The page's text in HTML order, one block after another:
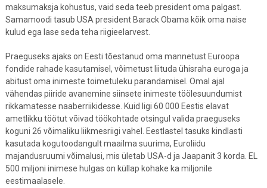
maksumaksja kohustus, vaid seda teeb president oma palgast.
Samamoodi tasub USA president Barack Obama kõik oma naise
kulud ega lase seda teha riigieelarvest.
Praeguseks ajaks on Eesti tõestanud oma mannetust Euroopa
fondide rahade kasutamisel, võimetust liituda ühisraha euroga ja
abitust oma inimeste toimetuleku parandamisel. Omal ajal
vähendas piiride avanemine siinsete inimeste töölesuundumist
rikkamatesse naaberriikidesse. Kuid ligi 60 000 Eestis elavat
ametlikku töötut võivad töökohtade otsingul valida praeguseks
koguni 26 võimaliku liikmesriigi vahel. Eestlastel tasuks kindlasti
kasutada kogutoodangult maailma suurima, Euroliidu
majandusruumi võimalusi, mis ületab USA-d ja Jaapanit 3 korda. EL
500 miljoni inimese hulgas on küllap kohake ka miljonile
eestimaalasele.